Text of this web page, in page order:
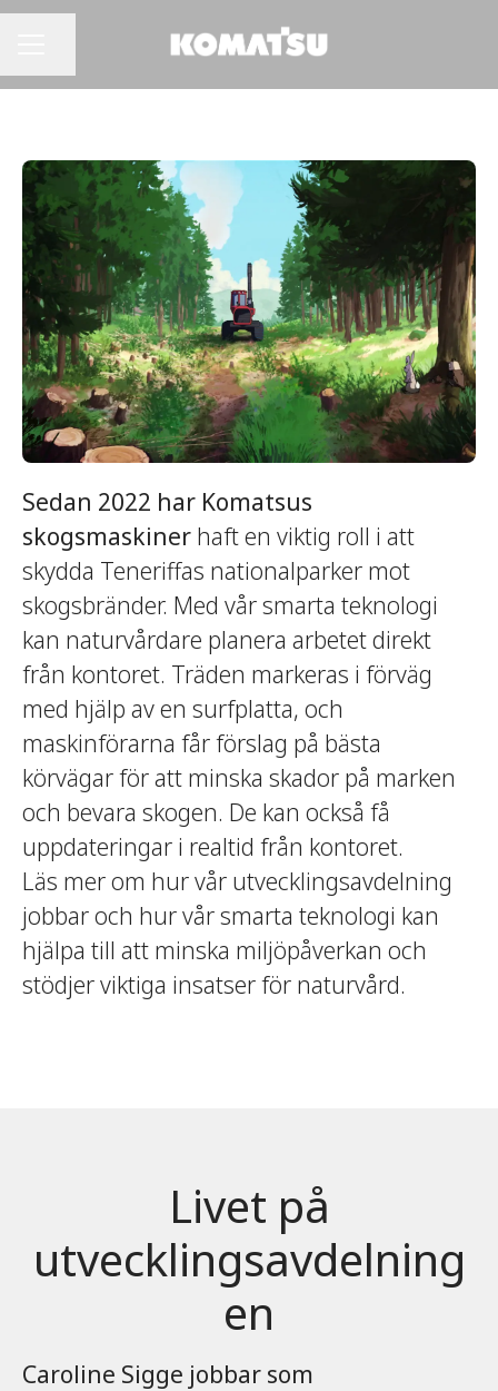
Sedan 2022 har Komatsus
skogsmaskiner haft en viktig roll i att
skydda Teneriffas nationalparker mot
skogsbränder. Med vår smarta teknologi
kan naturvårdare planera arbetet direkt
från kontoret. Träden markeras i förväg
med hjälp av en surfplatta, och
maskinförarna får förslag på bästa
körvägar för att minska skador på marken
och bevara skogen. De kan också få
uppdateringar i realtid från kontoret.
Läs mer om hur vår utvecklingsavdelning
jobbar och hur vår smarta teknologi kan
hjälpa till att minska miljöpåverkan och
stödjer viktiga insatser för naturvård.
Livet på
utvecklingsavdelning
en
Caroline Sigge jobbar som